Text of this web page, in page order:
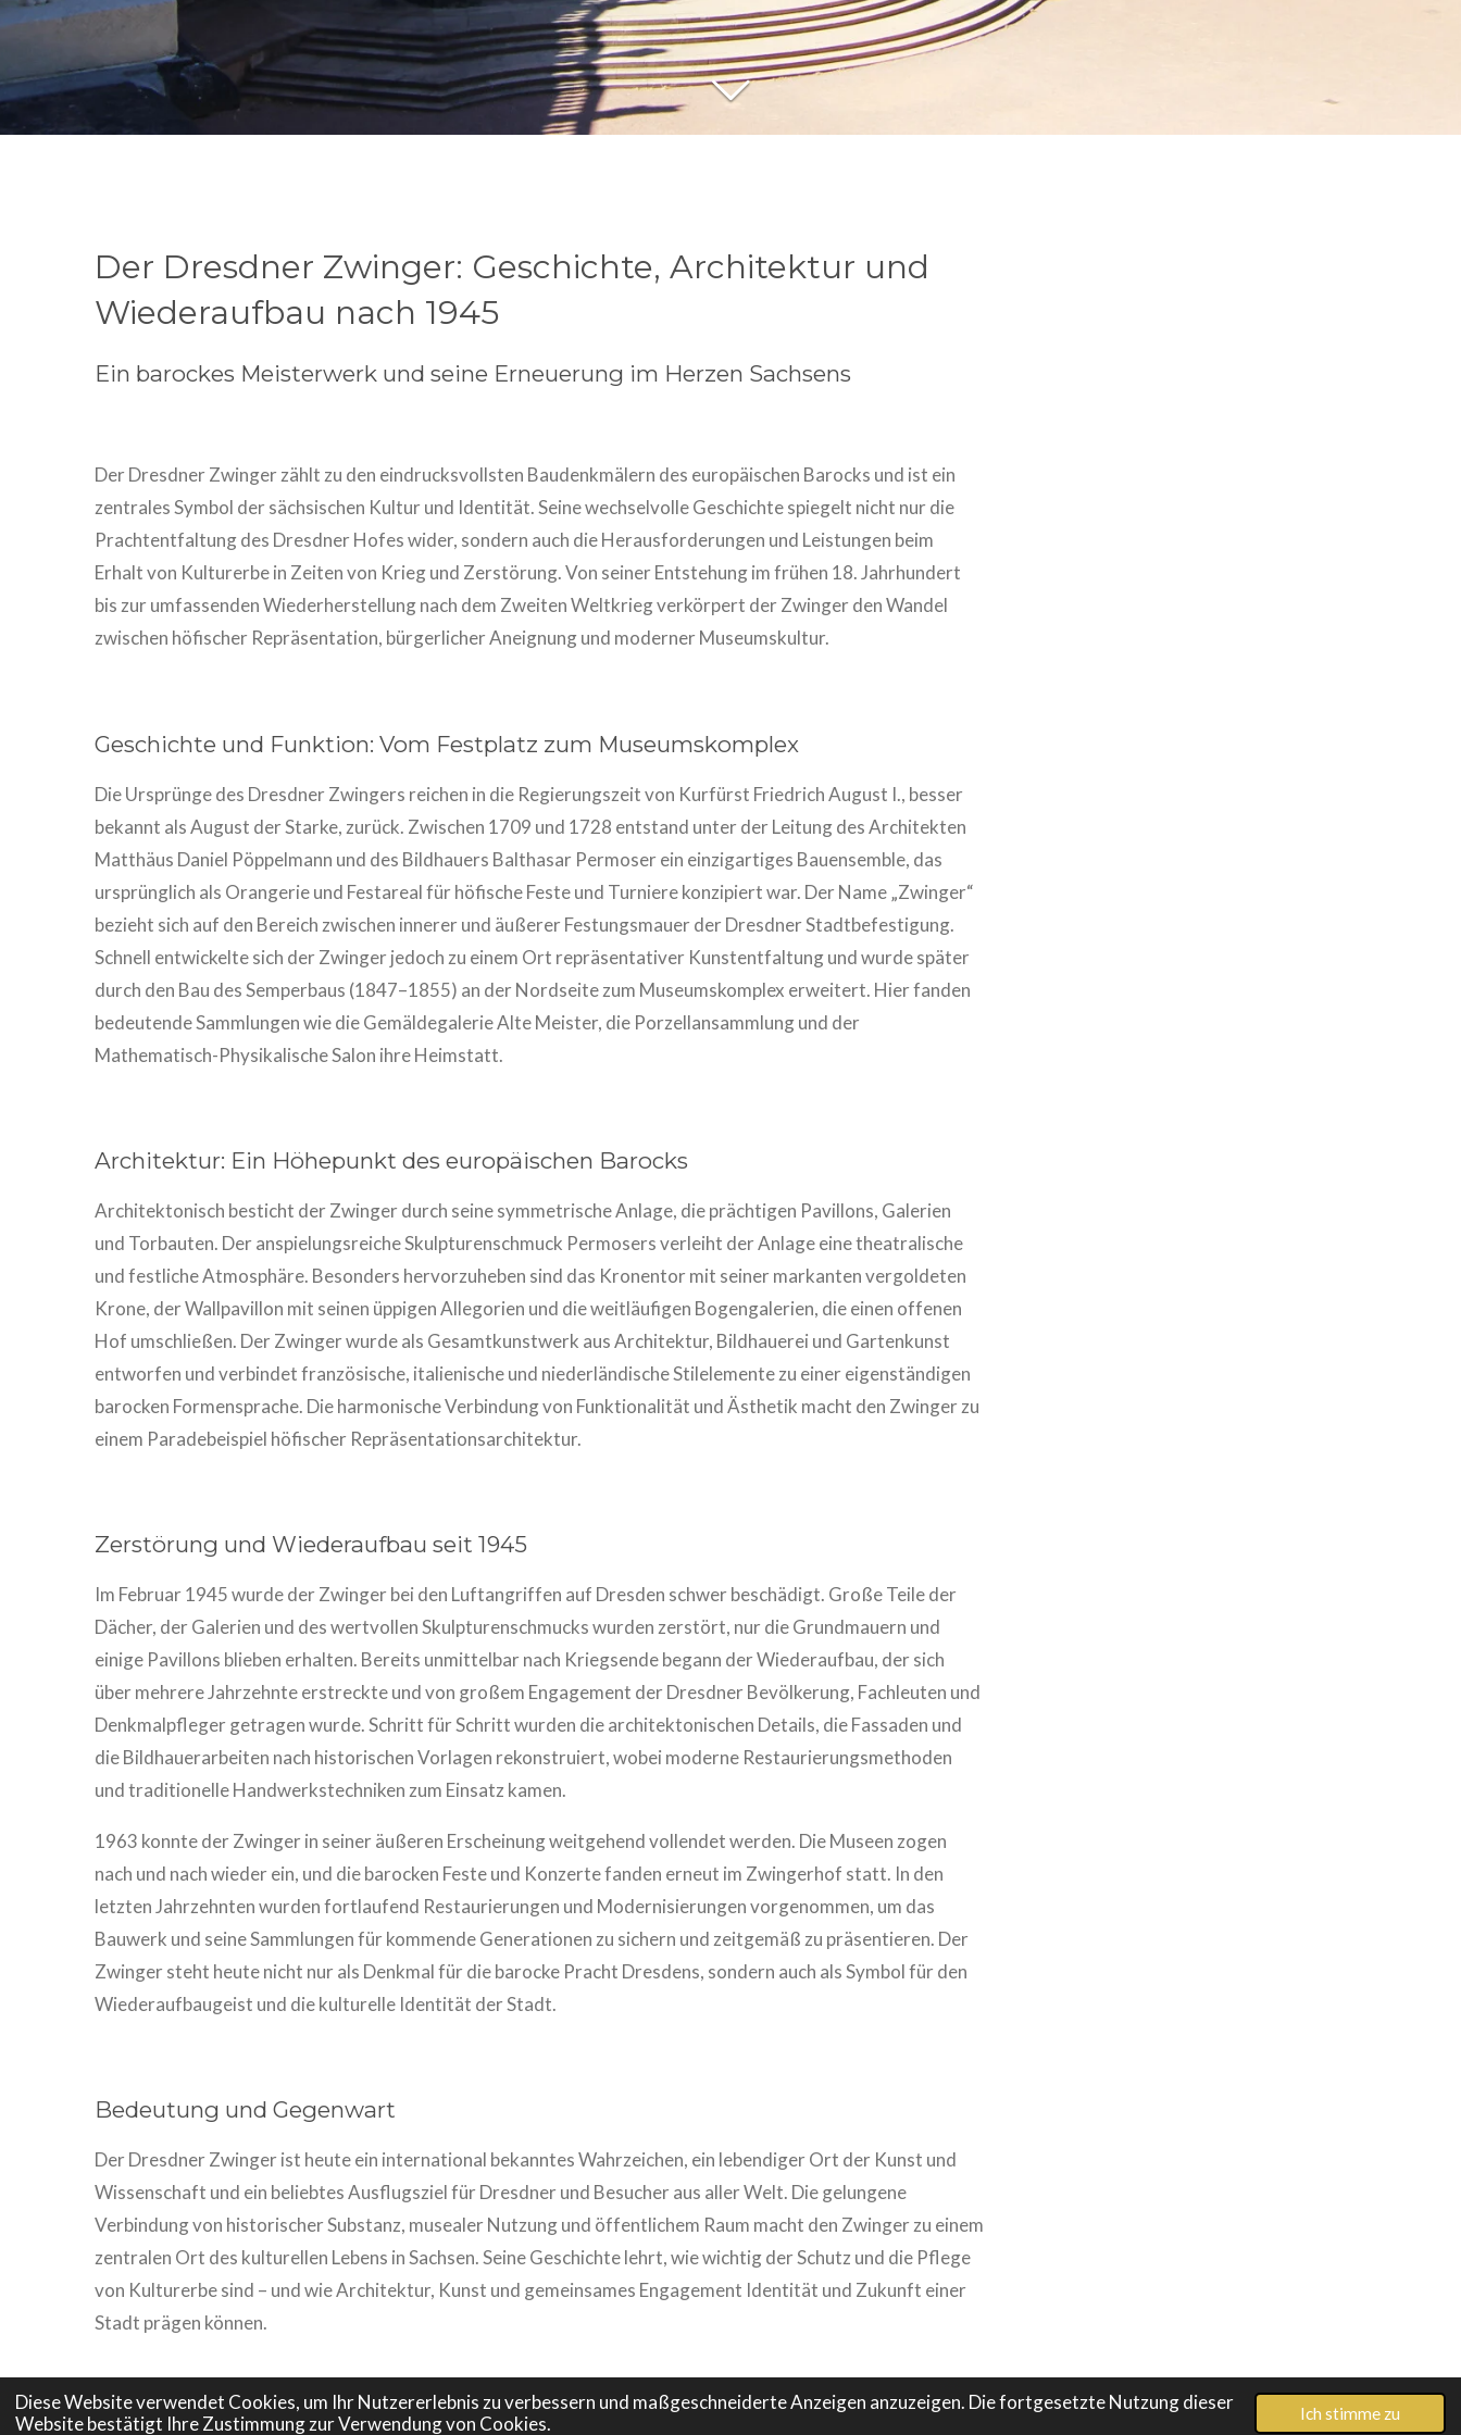
Diese Website verwendet Cookies, um Ihr Nutzererlebnis zu verbessern und maßgeschneiderte Anzeigen anzuzeigen. Die fortgesetzte Nutzung dieser
Website bestätigt Ihre Zustimmung zur Verwendung von Cookies.
Ich stimme zu
Der Dresdner Zwinger: Geschichte, Architektur und
Wiederaufbau nach 1945
Ein barockes Meisterwerk und seine Erneuerung im Herzen Sachsens
Der Dresdner Zwinger zählt zu den eindrucksvollsten Baudenkmälern des europäischen Barocks und ist ein
zentrales Symbol der sächsischen Kultur und Identität. Seine wechselvolle Geschichte spiegelt nicht nur die
Prachtentfaltung des Dresdner Hofes wider, sondern auch die Herausforderungen und Leistungen beim
Erhalt von Kulturerbe in Zeiten von Krieg und Zerstörung. Von seiner Entstehung im frühen 18. Jahrhundert
bis zur umfassenden Wiederherstellung nach dem Zweiten Weltkrieg verkörpert der Zwinger den Wandel
zwischen höfischer Repräsentation, bürgerlicher Aneignung und moderner Museumskultur.
Geschichte und Funktion: Vom Festplatz zum Museumskomplex
Die Ursprünge des Dresdner Zwingers reichen in die Regierungszeit von Kurfürst Friedrich August I., besser
bekannt als August der Starke, zurück. Zwischen 1709 und 1728 entstand unter der Leitung des Architekten
Matthäus Daniel Pöppelmann und des Bildhauers Balthasar Permoser ein einzigartiges Bauensemble, das
ursprünglich als Orangerie und Festareal für höfische Feste und Turniere konzipiert war. Der Name „Zwinger“
bezieht sich auf den Bereich zwischen innerer und äußerer Festungsmauer der Dresdner Stadtbefestigung.
Schnell entwickelte sich der Zwinger jedoch zu einem Ort repräsentativer Kunstentfaltung und wurde später
durch den Bau des Semperbaus (1847–1855) an der Nordseite zum Museumskomplex erweitert. Hier fanden
bedeutende Sammlungen wie die Gemäldegalerie Alte Meister, die Porzellansammlung und der
Mathematisch-Physikalische Salon ihre Heimstatt.
Architektur: Ein Höhepunkt des europäischen Barocks
Architektonisch besticht der Zwinger durch seine symmetrische Anlage, die prächtigen Pavillons, Galerien
und Torbauten. Der anspielungsreiche Skulpturenschmuck Permosers verleiht der Anlage eine theatralische
und festliche Atmosphäre. Besonders hervorzuheben sind das Kronentor mit seiner markanten vergoldeten
Krone, der Wallpavillon mit seinen üppigen Allegorien und die weitläufigen Bogengalerien, die einen offenen
Hof umschließen. Der Zwinger wurde als Gesamtkunstwerk aus Architektur, Bildhauerei und Gartenkunst
entworfen und verbindet französische, italienische und niederländische Stilelemente zu einer eigenständigen
barocken Formensprache. Die harmonische Verbindung von Funktionalität und Ästhetik macht den Zwinger zu
einem Paradebeispiel höfischer Repräsentationsarchitektur.
Zerstörung und Wiederaufbau seit 1945
Im Februar 1945 wurde der Zwinger bei den Luftangriffen auf Dresden schwer beschädigt. Große Teile der
Dächer, der Galerien und des wertvollen Skulpturenschmucks wurden zerstört, nur die Grundmauern und
einige Pavillons blieben erhalten. Bereits unmittelbar nach Kriegsende begann der Wiederaufbau, der sich
über mehrere Jahrzehnte erstreckte und von großem Engagement der Dresdner Bevölkerung, Fachleuten und
Denkmalpfleger getragen wurde. Schritt für Schritt wurden die architektonischen Details, die Fassaden und
die Bildhauerarbeiten nach historischen Vorlagen rekonstruiert, wobei moderne Restaurierungsmethoden
und traditionelle Handwerkstechniken zum Einsatz kamen.
1963 konnte der Zwinger in seiner äußeren Erscheinung weitgehend vollendet werden. Die Museen zogen
nach und nach wieder ein, und die barocken Feste und Konzerte fanden erneut im Zwingerhof statt. In den
letzten Jahrzehnten wurden fortlaufend Restaurierungen und Modernisierungen vorgenommen, um das
Bauwerk und seine Sammlungen für kommende Generationen zu sichern und zeitgemäß zu präsentieren. Der
Zwinger steht heute nicht nur als Denkmal für die barocke Pracht Dresdens, sondern auch als Symbol für den
Wiederaufbaugeist und die kulturelle Identität der Stadt.
Bedeutung und Gegenwart
Der Dresdner Zwinger ist heute ein international bekanntes Wahrzeichen, ein lebendiger Ort der Kunst und
Wissenschaft und ein beliebtes Ausflugsziel für Dresdner und Besucher aus aller Welt. Die gelungene
Verbindung von historischer Substanz, musealer Nutzung und öffentlichem Raum macht den Zwinger zu einem
zentralen Ort des kulturellen Lebens in Sachsen. Seine Geschichte lehrt, wie wichtig der Schutz und die Pflege
von Kulturerbe sind – und wie Architektur, Kunst und gemeinsames Engagement Identität und Zukunft einer
Stadt prägen können.